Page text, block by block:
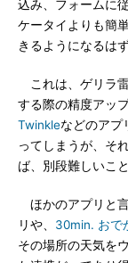
込み、フォームに
ケータイよりも簡
きるようになるはず
これは、ゲリラ
する際の精度アッ
Twinkleなどのア
ってしまうが、そ
ば、別段難しいこ
ほかのアプリと言
リや、 30min. おで
その場所の天気を